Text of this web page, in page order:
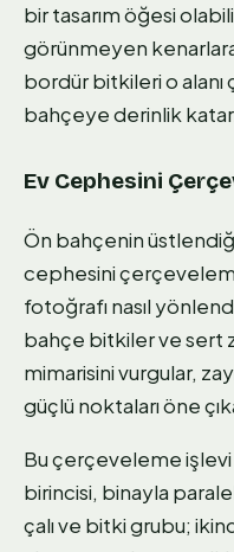
bir tasarım öğesi
görünmeyen
bordür bitkileri o alanı
bahçeye derinlik
Ev Cephesini
Ön bahçenin
cephesini
fotoğrafı nasıl
bahçe bitkiler ve sert
mimarisini vurgular,
güçlü noktaları öne
Bu çerçeveleme
birincisi, binayla
çalı ve bitki grubu;